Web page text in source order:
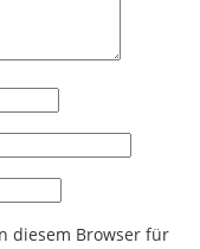
diesem Browser für